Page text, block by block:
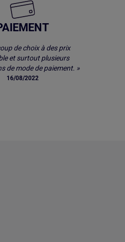
de choix à des prix
et surtout plusieurs
de mode de paiement. »
16/08/2022